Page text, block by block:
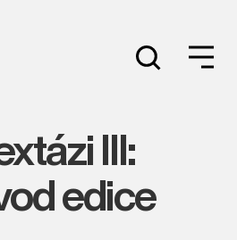
III:
edice